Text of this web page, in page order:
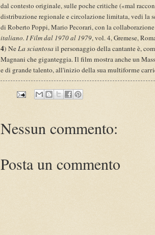
dal contesto originale, sulle poche critiche («mal
distribuzione regionale e circolazione limitata, vedi la
di Roberto Poppi, Mario Pecorari, con la
italiano. I Film dal 1970 al 1979, vol. 4, Gremese,
4) NeLa sciantosail personaggio della cantante è,
Magnani che giganteggia. Il film mostra anche un
e di grande talento, all'inizio della sua multiforme
Nessun commento:
Posta un commento